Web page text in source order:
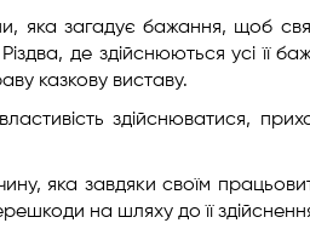
яка загадує бажання, щоб
де здійснюються усі її
казкову виставу.
здійснюватися,
яка завдяки своїм
на шляху до її